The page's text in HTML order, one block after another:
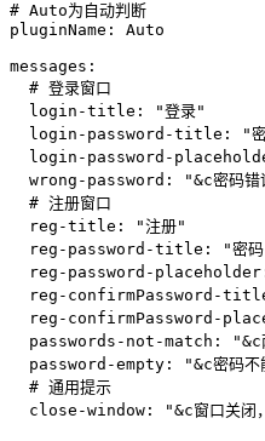
# Auto为自动判断
pluginName: Auto
messages:
# 登录窗口
login-title: "登录"
login-password-title: "密
login-password-
wrong-password: "&c密码错
# 注册窗口
reg-title: "注册"
reg-password-title: "密
reg-password-placeholder:
reg-confirmPassword-
reg-confirmPassword-
passwords-not-match: "&c两
password-empty: "&c密码不
# 通用提示
close-window: "&c窗口关闭